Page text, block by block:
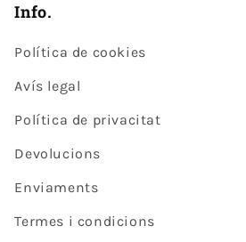
Info.
Política de cookies
Avís legal
Política de privacitat
Devolucions
Enviaments
Termes i condicions